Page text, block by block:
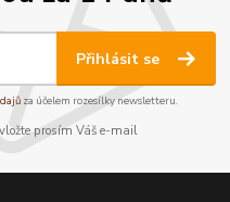
Přihlásit se
za účelem rozesílky newsletteru.
prosím Váš e-mail